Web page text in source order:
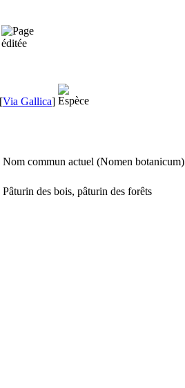
[Via Gallica]
Nom commun actuel (Nomen botanicum)
Pâturin des bois, pâturin des forêts